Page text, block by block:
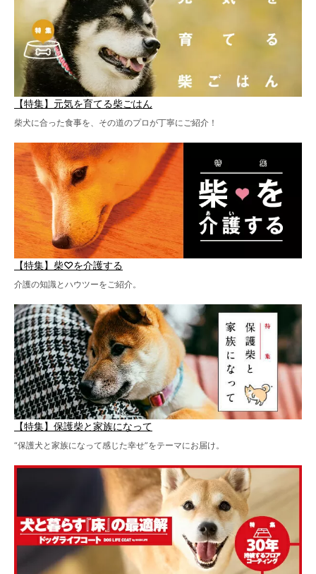
【特集】元気を育てる柴ごはん
柴犬に合った食事を、その道のプロが丁寧にご紹介！
【特集】柴♡を介護する
介護の知識とハウツーをご紹介。
【特集】保護柴と家族になって
“保護犬と家族になって感じた幸せ”をテーマにお届け。